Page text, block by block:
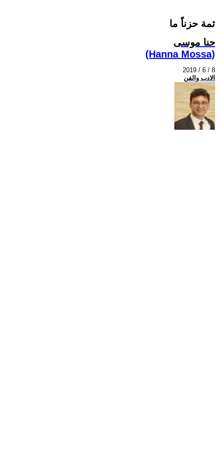
ثمة حزناً ما
حنا موسى
(Hanna Mossa)
2019 / 6 / 8
الادب والفن